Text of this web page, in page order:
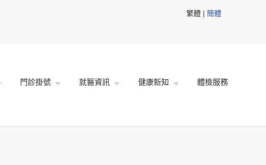
繁體 | 簡體
門診掛號 就醫資訊 健康新知 體檢服務